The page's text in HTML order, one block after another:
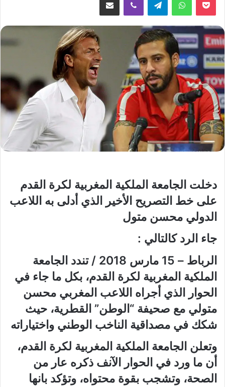
دخلت الجامعة الملكية المغربية لكرة القدم
على خط التصريح الأخير الذي أدلى به اللاعب
الدولي محسن متول
جاء الرد كالتالي :
الرباط – 15 مارس 2018 / تندد الجامعة
الملكية المغربية لكرة القدم، بكل ما جاء في
الحوار الذي أجراه اللاعب المغربي محسن
متولي مع صحيفة “الوطن” القطرية، حيث
شكك في مصداقية الناخب الوطني واختياراته
وتعلن الجامعة الملكية المغربية لكرة القدم،
أن ما ورد في الحوار الآنف ذكره عار من
الصحة، وتشجب بقوة محتواه، وتؤكد بانها